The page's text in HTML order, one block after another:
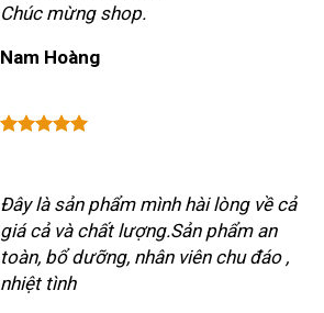
Chúc mừng shop.
Nam Hoàng
Đây là sản phẩm mình hài lòng về cả
giá cả và chất lượng.Sản phẩm an
toàn, bổ dưỡng, nhân viên chu đáo ,
nhiệt tình